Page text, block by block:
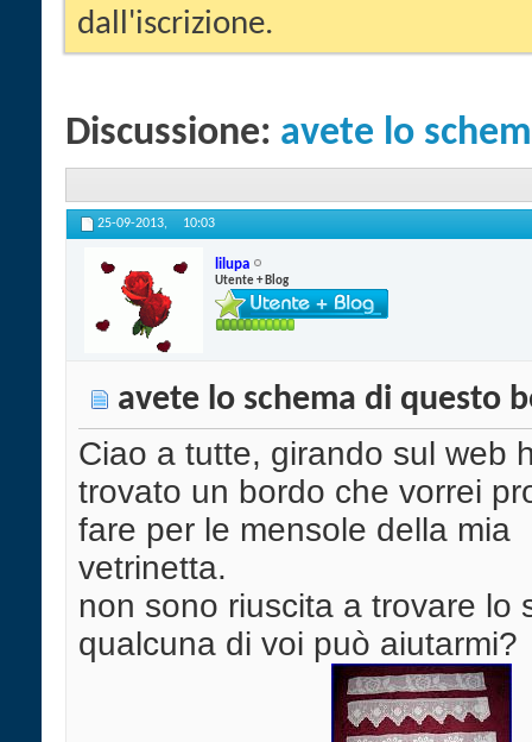
dall'iscrizione.
Discussione: avete lo
25-09-2013, 10:03
lilupa
Utente + Blog
avete lo schema di questo
Ciao a tutte, girando sul web
trovato un bordo che vorrei
fare per le mensole della mia
vetrinetta.
non sono riuscita a trovare lo
qualcuna di voi può aiutarmi?